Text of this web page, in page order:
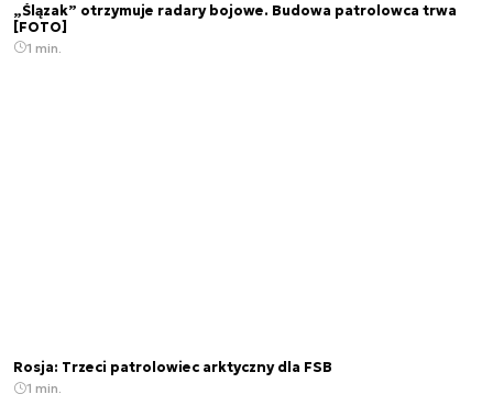
„Ślązak” otrzymuje radary bojowe. Budowa patrolowca trwa
[FOTO]
1 min.
Rosja: Trzeci patrolowiec arktyczny dla FSB
1 min.